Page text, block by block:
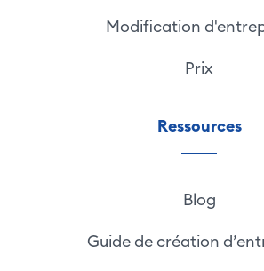
Modification
Prix
Ressources
Blog
Guide de création